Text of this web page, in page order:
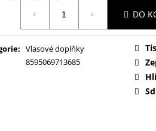
DO
: Vlasové doplňky
8595069713685